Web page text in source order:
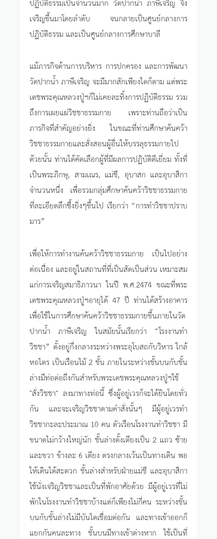
เจริญขึ้นมาโดยลำดับ จนกลายเป็นศูนย์กลางการ
ปฏิบัติธรรม และเป็นศูนย์กลางการศึกษาบาลี
แม้ภารกิจด้านการบริหาร การปกครอง และการพัฒนา
วัดปากน้ำ ภาษีเจริญ จะมีมากสักเพียงใดก็ตาม แต่พระ
เดชพระคุณหลวงปู่ฯก็ไม่เคยละทิ้งการปฏิบัติธรรม รวม
ถึงการเผยแผ่วิชชาธรรมกาย เพราะท่านถือว่าเป็น
ภารกิจที่สำคัญอย่างยิ่ง ในขณะที่ท่านศึกษาค้นคว้า
วิชชาธรรมกายและสั่งสอนผู้อื่นให้บรรลุธรรมกายไป
ด้วยนั้น ท่านได้คัดเลือกผู้ที่มีผลการปฏิบัติดีเยี่ยม ทั้งที่
เป็นพระภิกษุ, สามเณร, แม่ชี, อุบาสก และอุบาสิกา
จำนวนหนึ่ง เพื่อรวมกลุ่มศึกษาค้นคว้าวิชชาธรรมกาย
ที่ละเอียดลึกซึ้งยิ่งๆขึ้นไป เรียกว่า “การทำวิชชาปราบ
มาร”
เพื่อให้การทำงานค้นคว้าวิชชาธรรมกาย เป็นไปอย่าง
ต่อเนื่อง และอยู่ในสถานที่ที่เป็นสัดเป็นส่วน เหมาะสม
แก่การเจริญสมาธิภาวนา ในปี พ.ศ.2474 ขณะที่พระ
เดชพระคุณหลวงปู่ฯอายุได้ 47 ปี ท่านได้สร้างอาคาร
เพื่อใช้ในการศึกษาค้นคว้าวิชชาธรรมกายขึ้นภายในวัด
ปากน้ำ ภาษีเจริญ ในสมัยนั้นเรียกว่า “โรงงานทำ
วิชชา” ตั้งอยู่กึ่งกลางระหว่างพระอุโบสถกับวิหาร ใกล้
หอไตร เป็นเรือนไม้ 2 ชั้น ภายในระหว่างชั้นบนกับชั้น
ล่างมีท่อต่อถึงกันสำหรับพระเดชพระคุณหลวงปู่ฯใช้
"สั่งวิชชา" ลงมาทางท่อนี้ ซึ่งผู้อยู่เวรก็จะได้ยินโดยทั่ว
กัน และจะเจริญวิชชาตามคำสั่งนั้นๆ มีผู้อยู่เวรทำ
วิชชากะละประมาณ 10 คน ตัวเรือนโรงงานทำวิชชา มี
ขนาดไม่กว้างใหญ่นัก ชั้นล่างตั้งเตียงเป็น 2 แถว ซ้าย
และขวา ข้างละ 6 เตียง ตรงกลางเว้นเป็นทางเดิน พอ
ให้เดินได้สะดวก ชั้นล่างสำหรับฝ่ายแม่ชี และอุบาสิกา
ใช้นั่งเจริญวิชชาและเป็นที่พักอาศัยด้วย มีผู้อยู่เวรที่ไม่
พักในโรงงานทำวิชชาบ้างแต่ก็เพียงไม่กี่คน ระหว่างชั้น
บนกับชั้นล่างไม่มีบันไดเชื่อมต่อกัน และทางเข้าออกก็
แยกกันคนละทาง ชั้นบนมีทางเข้าต่างหาก ใช้เป็นที่